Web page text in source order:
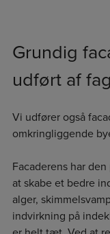
Grundig
udført af
Vi udfører også
omkringliggende
Facaderens har
at skabe et bedre
alger,
indvirkning på